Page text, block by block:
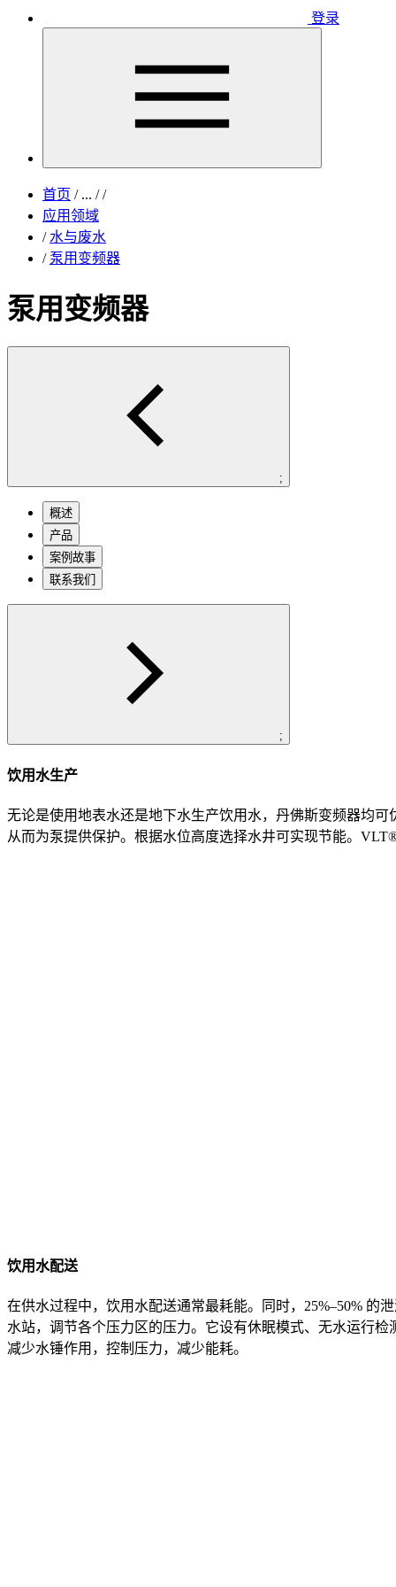
登录
首页 /... / /
应用领域
/ 水与废水
/ 泵用变频器
泵用变频器
;
概述
产品
案例故事
联系我们
;
饮用水生产
无论是使用地表水还是地下水生产饮用水，丹佛斯变频器均
从而为泵提供保护。根据水位高度选择水井可实现节能。
饮用水配送
在供水过程中，饮用水配送通常最耗能。同时，25%–50% 的
水站，调节各个压力区的压力。它设有休眠模式、无水运行
减少水锤作用，控制压力，减少能耗。